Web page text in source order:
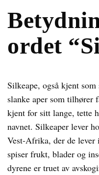
ordet
Silkeape, også kjent
slanke aper som tilhører
kjent for sitt lange, tette
navnet. Silkeaper lever
Vest-Afrika, der de lever
spiser frukt, blader og
dyrene er truet av